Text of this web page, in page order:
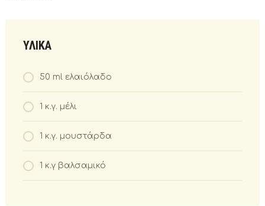
ΥΛΙΚΑ
50 ml ελαιόλαδο
1 κ.γ. μέλι
1 κ.γ. μουστάρδα
1 κ.γ βαλσαμικό